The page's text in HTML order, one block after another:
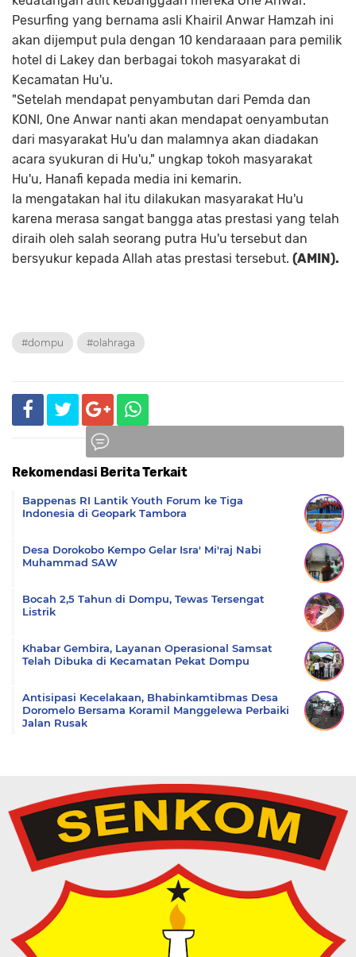
Pesurfing yang bernama asli Khairil Anwar Hamzah ini
akan dijemput pula dengan 10 kendaraaan para pemilik
hotel di Lakey dan berbagai tokoh masyarakat di
Kecamatan Hu'u.
"Setelah mendapat penyambutan dari Pemda dan
KONI, One Anwar nanti akan mendapat oenyambutan
dari masyarakat Hu'u dan malamnya akan diadakan
acara syukuran di Hu'u," ungkap tokoh masyarakat
Hu'u, Hanafi kepada media ini kemarin.
Ia mengatakan hal itu dilakukan masyarakat Hu'u
karena merasa sangat bangga atas prestasi yang telah
diraih oleh salah seorang putra Hu'u tersebut dan
bersyukur kepada Allah atas prestasi tersebut. (AMIN).
#dompu #olahraga
Rekomendasi Berita Terkait
Bappenas RI Lantik Youth Forum ke Tiga
Indonesia di Geopark Tambora
Desa Dorokobo Kempo Gelar Isra' Mi'raj Nabi
Muhammad SAW
Bocah 2,5 Tahun di Dompu, Tewas Tersengat
Listrik
Khabar Gembira, Layanan Operasional Samsat
Telah Dibuka di Kecamatan Pekat Dompu
Antisipasi Kecelakaan, Bhabinkamtibmas Desa
Doromelo Bersama Koramil Manggelewa Perbaiki
Jalan Rusak